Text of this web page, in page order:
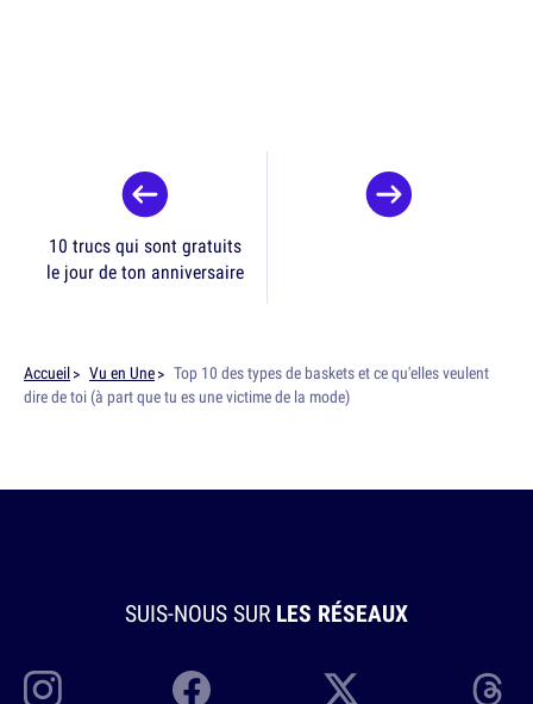
10 trucs qui sont gratuits
le jour de ton anniversaire
Accueil Vu en Une
Top 10 des types de baskets et ce qu'elles veulent
dire de toi (à part que tu es une victime de la mode)
SUIS-NOUS SUR LES RÉSEAUX